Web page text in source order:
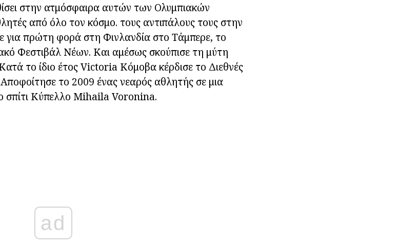
στην ατμόσφαιρα αυτών των Ολυμπιακών
από όλο τον κόσμο. τους αντιπάλους τους στην
για πρώτη φορά στη Φινλανδία στο Τάμπερε, το
Φεστιβάλ Νέων. Και αμέσως σκούπισε τη μύτη
το ίδιο έτος Victoria Κόμοβα κέρδισε το Διεθνές
το 2009 ένας νεαρός αθλητής σε μια
σπίτι Κύπελλο Mihaila Voronina.
ad